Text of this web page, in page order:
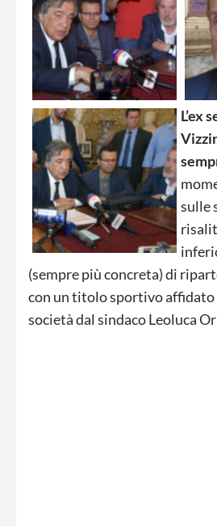
L’ex
sulle
(sempre più concreta) di
con un titolo sportivo affidato
società dal sindaco Leoluca